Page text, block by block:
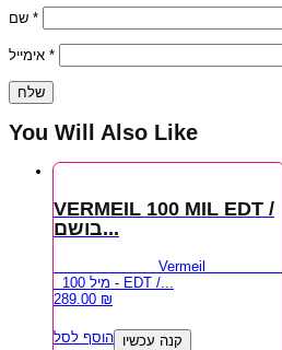
*
*
You Will Also Like
VERMEIL 100 MIL EDT /
בושם...
Vermeil
100 מיל - EDT /...
289.00 ₪
הוסף לסל קנה עכשיו